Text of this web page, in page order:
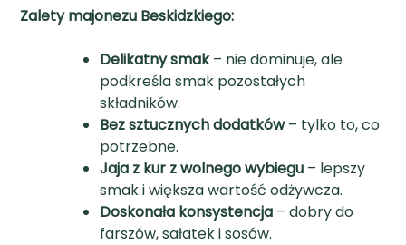
Zalety majonezu Beskidzkiego:
Delikatny smak– nie dominuje, ale
podkreśla smak pozostałych
składników.
Bez sztucznych dodatków– tylko to, co
potrzebne.
Jaja z kur z wolnego wybiegu – lepszy
smak i większa wartość odżywcza.
Doskonała konsystencja – dobry do
farszów, sałatek i sosów.